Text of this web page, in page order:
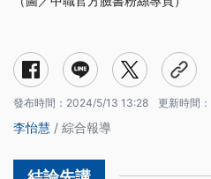
發布時間： 2024/5/13 13:28 更新時間：
李怡慧 / 綜合報導